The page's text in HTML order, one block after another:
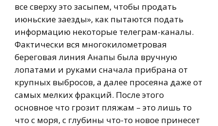
все сверху это засыпем, чтобы продать
июньские заезды», как пытаются подать
информацию некоторые телеграм-каналы.
Фактически вся многокилометровая
береговая линия Анапы была вручную
лопатами и руками сначала прибрана от
крупных выбросов, а далее просеяна даже от
самых мелких фракций. После этого
основное что грозит пляжам – это лишь то
что с моря, с глубины что-то новое принесет